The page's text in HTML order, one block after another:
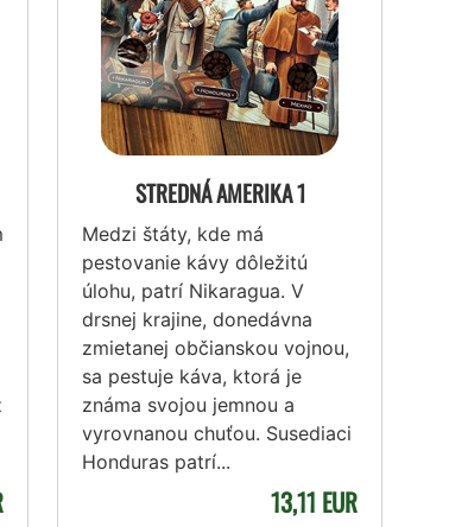
STREDNÁ AMERIKA 1
Medzi štáty, kde má
pestovanie kávy dôležitú
úlohu, patrí Nikaragua. V
drsnej krajine, donedávna
zmietanej občianskou vojnou,
sa pestuje káva, ktorá je
známa svojou jemnou a
vyrovnanou chuťou. Susediaci
Honduras patrí...
13,11 EUR